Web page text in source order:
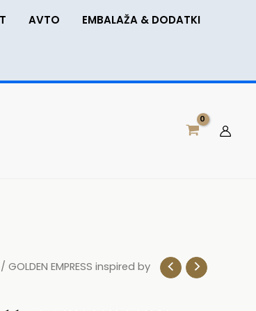
AVTO EMBALAŽA & DODATKI
/ GOLDEN EMPRESS inspired by